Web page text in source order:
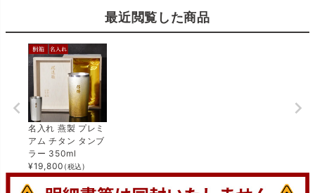
最近閲覧した商品
名入れ 燕製 プレミ
アム チタン タンブ
ラー 350ml
¥19,800 (税込)